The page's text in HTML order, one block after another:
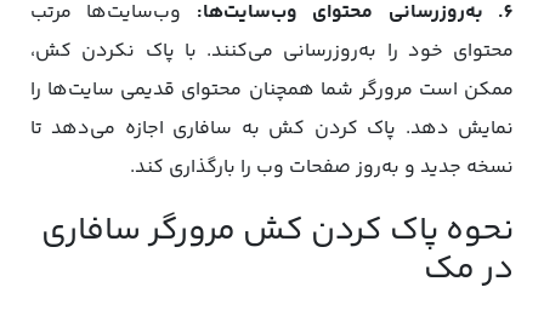
6. به‌روزرسانی محتوای وب‌سایت‌ها:
وب‌سایت‌ها مرتب
محتوای خود را به‌روزرسانی می‌کنند. با پاک نکردن کش،
ممکن است مرورگر شما همچنان محتوای قدیمی سایت‌ها را
نمایش دهد. پاک کردن کش به سافاری اجازه می‌دهد تا
نسخه جدید و به‌روز صفحات وب را بارگذاری کند.
نحوه پاک کردن کش مرورگر سافاری
در مک